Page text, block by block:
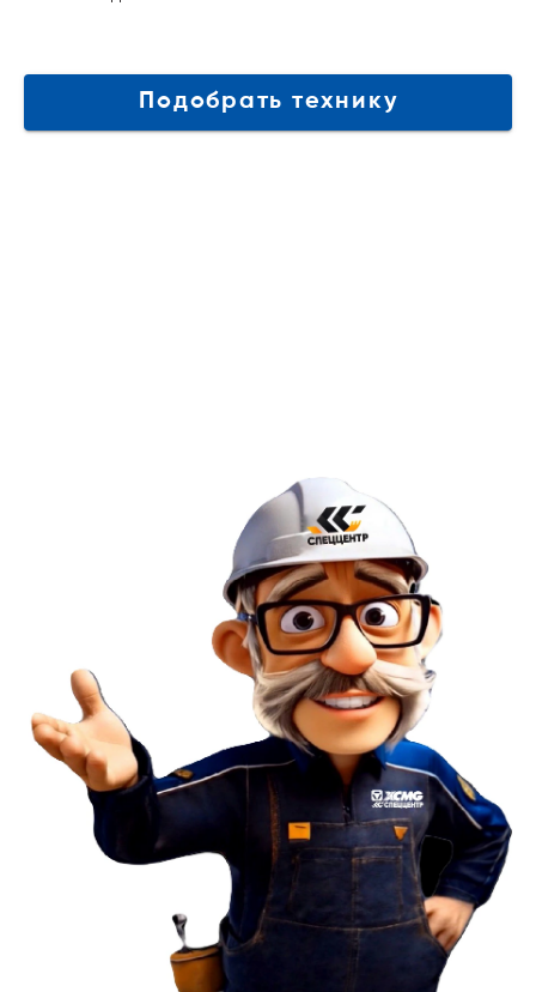
Подобрать технику